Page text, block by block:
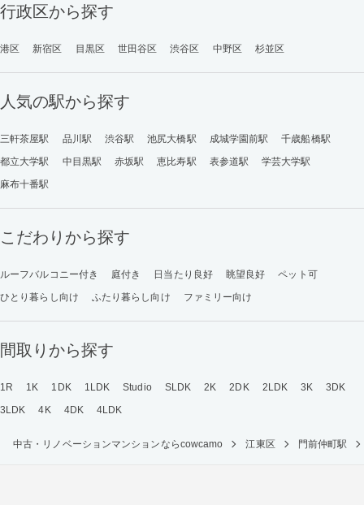
行政区から探す
港区 新宿区 目黒区 世田谷区 渋谷区 中野区 杉並区
人気の駅から探す
三軒茶屋駅 品川駅 渋谷駅 池尻大橋駅 成城学園前駅
千歳船橋駅
都立大学駅
中目黒駅 赤坂駅 恵比寿駅 表参道駅
学芸大学駅
麻布十番駅
こだわりから探す
ルーフバルコニー付き 庭付き 日当たり良好 眺望良好
ペット可
ひとり暮らし向け
ふたり暮らし向け ファミリー向け
間取りから探す
1R 1K 1DK 1LDK Studio SLDK 2K 2DK 2LDK 3K
3DK
3LDK
4K 4DK 4LDK
中古・リノベーションマンションならcowcamo 江東区 門前仲町駅